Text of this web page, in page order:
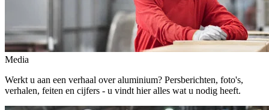
Media
Werkt u aan een verhaal over aluminium? Persberichten, foto's,
verhalen, feiten en cijfers - u vindt hier alles wat u nodig heeft.